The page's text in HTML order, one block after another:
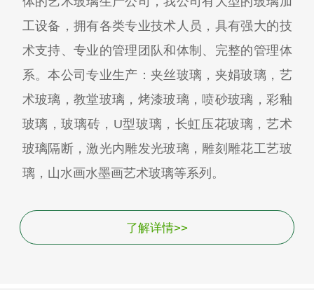
工设备，拥有各类专业技术人员，具有强大的技
术支持、专业的管理团队和体制、完整的管理体
系。本公司专业生产：夹丝玻璃，夹娟玻璃，艺
术玻璃，教堂玻璃，烤漆玻璃，喷砂玻璃，彩釉
玻璃，玻璃砖，U型玻璃，长虹压花玻璃，艺术
玻璃隔断，激光内雕发光玻璃，雕刻雕花工艺玻
璃，山水画水墨画艺术玻璃等系列。
了解详情>>